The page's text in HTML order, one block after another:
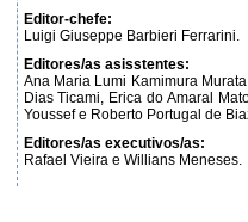
Editor-chefe:
Luigi Giuseppe Barbieri Ferrarini.
Editores/as asisstentes:
Ana Maria Lumi Kamimura
Dias Ticami, Erica do Amaral
Youssef e Roberto Portugal de
Editores/as executivos/as:
Rafael Vieira e Willians Meneses.